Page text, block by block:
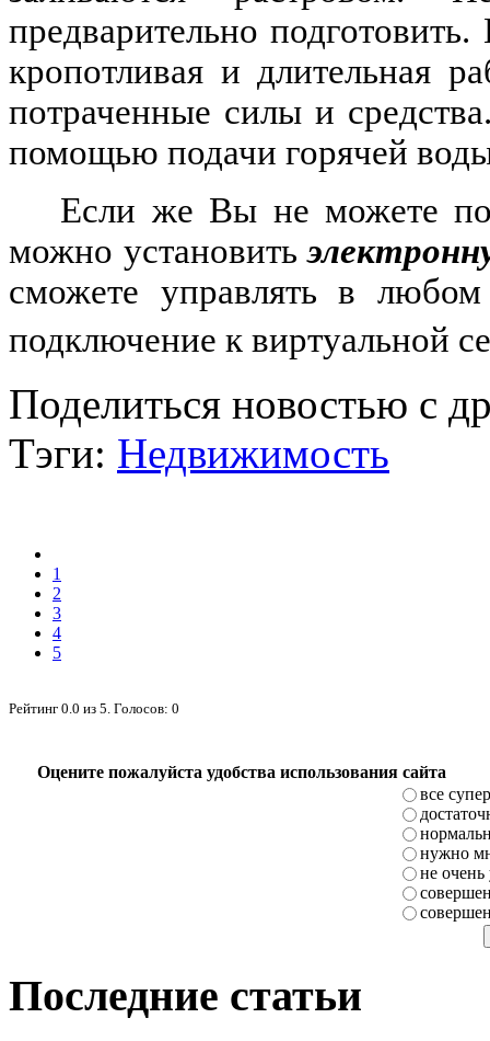
предварительно
кропотливая и длительная
потраченные силы и
помощью подачи горячей
Если же Вы не можете
можно установить
сможете управлять в
подключение к виртуальной
Поделиться новостью с
Тэги: Недвижимость
1
2
3
4
5
Рейтинг 0.0 из 5 . Голосов: 0
Оцените пожалуйста удобства использования сайта
все супер
нужно
не очень
Последние статьи